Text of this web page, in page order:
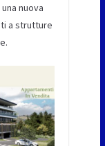
nuova
a strutture